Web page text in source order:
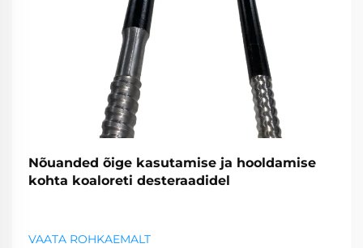
Nõuanded õige kasutamise ja hooldamise
kohta koaloreti desteraadidel
VAATA ROHKAEMALT